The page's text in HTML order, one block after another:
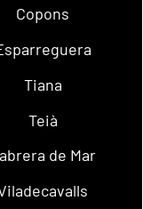
Copons
Tiana
Teià
de Mar